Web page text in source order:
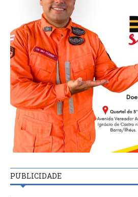
PUBLICIDADE